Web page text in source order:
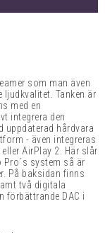
som man även
ljudkvalitet. Tanken är
med en
integrera den
uppdaterad hårdvara
- även integreras
AirPlay 2. Här slår
system så är
På baksidan finns
två digitala
förbättrande DAC i